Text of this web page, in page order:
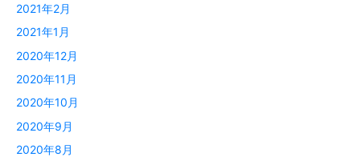
2021年2月
2021年1月
2020年12月
2020年11月
2020年10月
2020年9月
2020年8月